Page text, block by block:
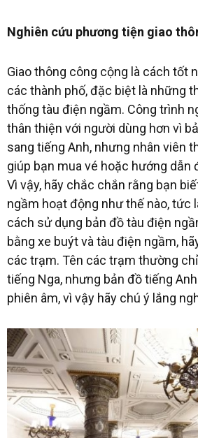
Nghiên cứu phương tiện giao
Giao thông công cộng là cách tốt
các thành phố, đặc biệt là những
thống tàu điện ngầm. Công trình
thân thiện với người dùng hơn vì
sang tiếng Anh, nhưng nhân viên
giúp bạn mua vé hoặc hướng dẫn
Vì vậy, hãy chắc chắn rằng bạn
ngầm hoạt động như thế nào, tức
cách sử dụng bản đồ tàu điện
bằng xe buýt và tàu điện ngầm,
các trạm. Tên các trạm thường
tiếng Nga, nhưng bản đồ tiếng
phiên âm, vì vậy hãy chú ý lắng